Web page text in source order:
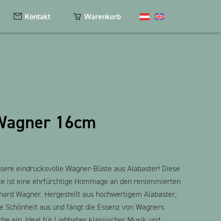
Schlüsselanhänger
Kontakt Warenkorb
16cm
eindrucksvolle Wagner-Büste aus Alabaster! Diese
ist eine ehrfürchtige Hommage an den renommierten
Wagner. Hergestellt aus hochwertigem Alabaster,
Schönheit aus und fängt die Essenz von Wagners